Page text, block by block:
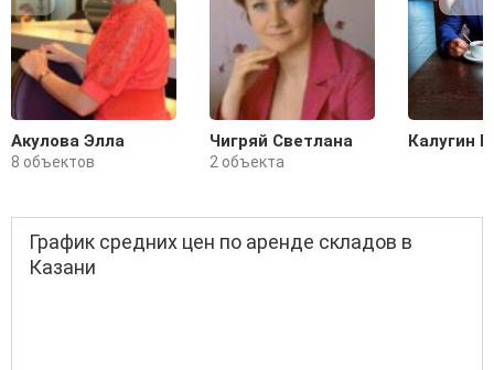
Акулова Элла
8 объектов
Чигряй Светлана
2 объекта
Калугин
График средних цен по аренде складов в
Казани